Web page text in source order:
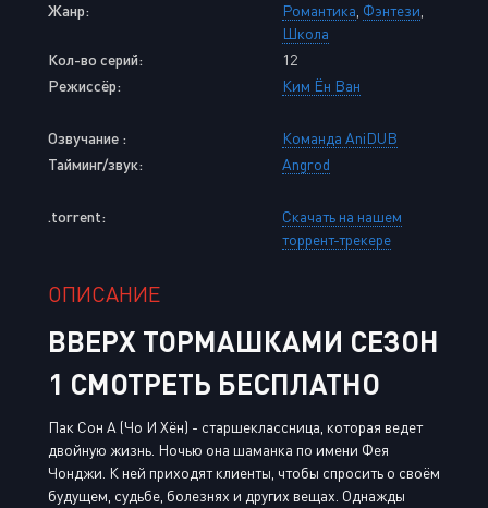
Жанр: Романтика Фэнтези
Школа
Кол-во серий:
12
Режиссёр:
Ким Ён Ван
Озвучание :
Команда AniDUB
Тайминг/звук:
Angrod
.torrent:
Скачать на нашем
торрент-трекере
ОПИСАНИЕ
ВВЕРХ ТОРМАШКАМИ СЕЗОН
1 СМОТРЕТЬ БЕСПЛАТНО
Пак Сон А (Чо И Хён) - старшеклассница, которая ведет
двойную жизнь. Ночью она шаманка по имени Фея
Чонджи. К ней приходят клиенты, чтобы спросить о своём
будущем, судьбе, болезнях и других вещах. Однажды